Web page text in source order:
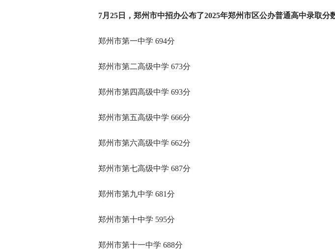
7月25日，郑州市中招办公布了2025年郑州市区公办普通高中录取
郑州市第一中学 694分
郑州市第二高级中学 673分
郑州市第四高级中学 693分
郑州市第五高级中学 666分
郑州市第六高级中学 662分
郑州市第七高级中学 687分
郑州市第九中学 681分
郑州市第十中学 595分
郑州市第十一中学 688分